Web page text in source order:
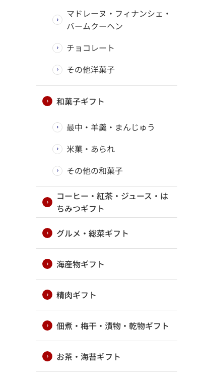
マドレーヌ・フィナンシェ・
バームクーヘン
チョコレート
その他洋菓子
和菓子ギフト
最中・羊羹・まんじゅう
米菓・あられ
その他の和菓子
コーヒー・紅茶・ジュース・は
ちみつギフト
グルメ・総菜ギフト
海産物ギフト
精肉ギフト
佃煮・梅干・漬物・乾物ギフト
お茶・海苔ギフト